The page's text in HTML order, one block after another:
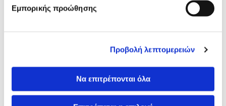
Εμπορικής προώθησης
Προβολή λεπτομερειών
Να επιτρέπονται όλα
Μητρικός Θηλασμός